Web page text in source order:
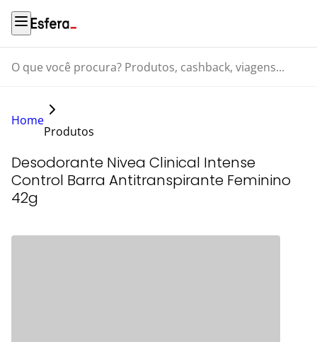
O que você procura? Produtos, cashback, viagens...
Home
Produtos
Desodorante Nivea Clinical Intense
Control Barra Antitranspirante Feminino
42g